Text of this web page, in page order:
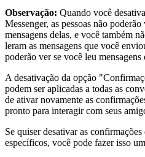
Observação: Quando você
Messenger, as pessoas não
mensagens delas, e você também
leram as mensagens que você
poderão ver se você leu mensagens
A desativação da opção
podem ser aplicadas a todas as
de ativar novamente as
pronto para interagir com seus
Se quiser desativar as
específicos, você pode fazer isso